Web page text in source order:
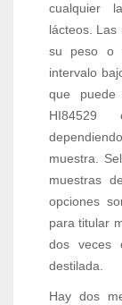
cualquier
lácteos. Las
su peso o
intervalo
que
HI84529
muestra.
muestras
opciones
para titular
dos veces
destilada.
Hay dos